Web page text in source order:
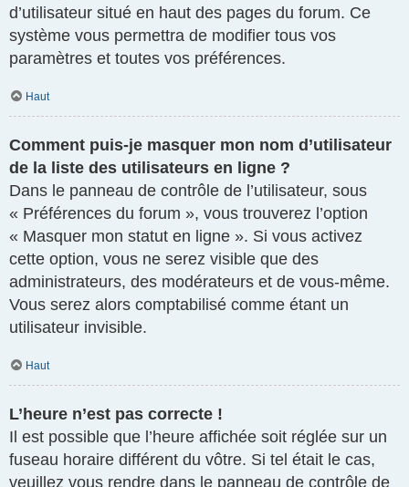
d’utilisateur situé en haut des pages du forum. Ce
système vous permettra de modifier tous vos
paramètres et toutes vos préférences.
Haut
Comment puis-je masquer mon nom d’utilisateur
de la liste des utilisateurs en ligne ?
Dans le panneau de contrôle de l’utilisateur, sous
« Préférences du forum », vous trouverez l’option
« Masquer mon statut en ligne ». Si vous activez
cette option, vous ne serez visible que des
administrateurs, des modérateurs et de vous-même.
Vous serez alors comptabilisé comme étant un
utilisateur invisible.
Haut
L’heure n’est pas correcte !
Il est possible que l’heure affichée soit réglée sur un
fuseau horaire différent du vôtre. Si tel était le cas,
veuillez vous rendre dans le panneau de contrôle de